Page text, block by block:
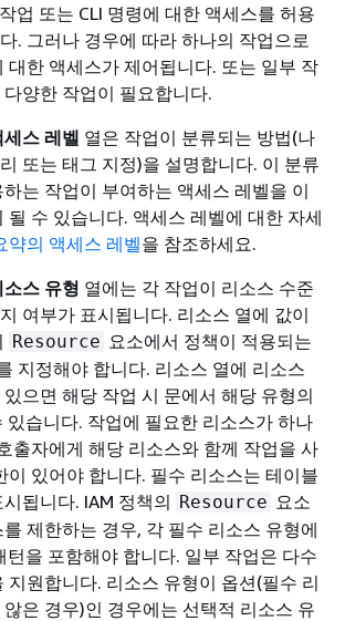
업 또는 CLI 명령에 대한 액세스를 허용
. 그러나 경우에 따라 하나의 작업으로
대한 액세스가 제어됩니다. 또는 일부 작
양한 작업이 필요합니다.
세스 레벨 열은 작업이 분류되는 방법(나
또는 태그 지정)을 설명합니다. 이 분류
는 작업이 부여하는 액세스 레벨을 이
될 수 있습니다. 액세스 레벨에 대한 자세
약의 액세스 레벨을 참조하세요.
소스 유형 열에는 각 작업이 리소스 수준
여부가 표시됩니다. 리소스 열에 값이
Resource 요소에서 정책이 적용되는
지정해야 합니다. 리소스 열에 리소스
으면 해당 작업 시 문에서 해당 유형의
있습니다. 작업에 필요한 리소스가 하나
출자에게 해당 리소스와 함께 작업을 사
이 있어야 합니다. 필수 리소스는 테이블
됩니다. IAM 정책의 Resource 요소
제한하는 경우, 각 필수 리소스 유형에
턴을 포함해야 합니다. 일부 작업은 다수
지원합니다. 리소스 유형이 옵션(필수 리
은 경우)인 경우에는 선택적 리소스 유